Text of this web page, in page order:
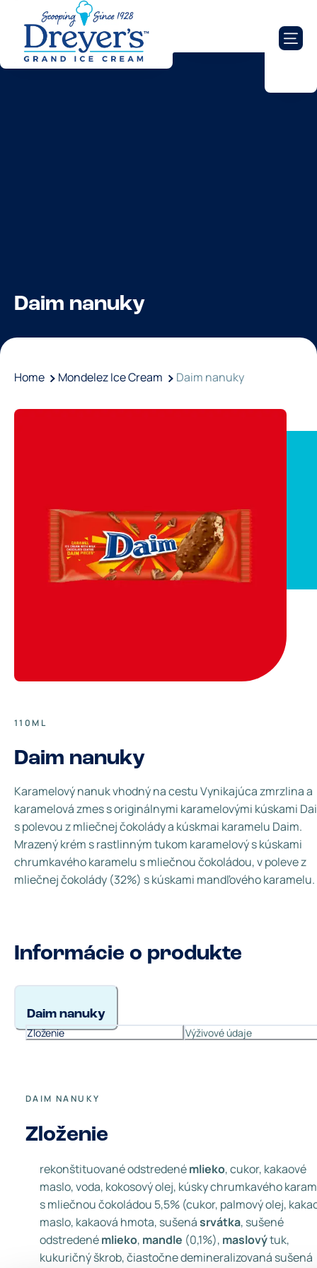
Daim nanuky
Home Mondelez Ice Cream Daim nanuky
110ML
Daim nanuky
Karamelový nanuk vhodný na cestu Vynikajúca zmrzlina a
karamelová zmes s originálnymi karamelovými kúskami
s polevou z mliečnej čokolády a kúskmai karamelu Daim.
Mrazený krém s rastlinným tukom karamelový s kúskami
chrumkavého karamelu s mliečnou čokoládou, v poleve z
mliečnej čokolády (32%) s kúskami mandľového karamelu.
Informácie o produkte
Daim nanuky
Zloženie Výživové údaje
DAIM NANUKY
Zloženie
rekonštituované odstredenémlieko, cukor, kakaové
maslo, voda, kokosový olej, kúsky chrumkavého
s mliečnou čokoládou 5,5% (cukor, palmový olej,
maslo, kakaová hmota, sušenásrvátka, sušené
odstredenémlieko, mandle (0,1%), maslovýtuk,
kukuričný škrob, čiastočne demineralizovaná sušená